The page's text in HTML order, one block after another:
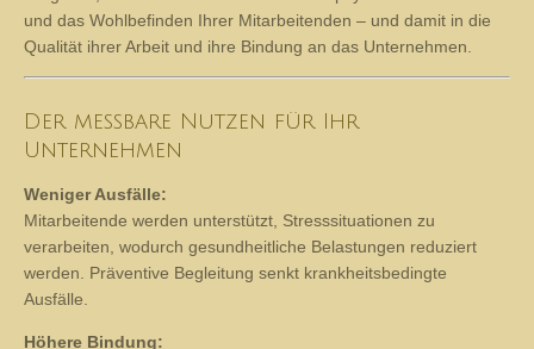
Diese Begleitung ist kein klassisches „Employee Assistance
Program", sondern eine Investition in die psychische Gesundheit
und das Wohlbefinden Ihrer Mitarbeitenden – und damit in die
Qualität ihrer Arbeit und ihre Bindung an das Unternehmen.
Der messbare Nutzen für Ihr
Unternehmen
Weniger Ausfälle:
Mitarbeitende werden unterstützt, Stresssituationen zu
verarbeiten, wodurch gesundheitliche Belastungen reduziert
werden. Präventive Begleitung senkt krankheitsbedingte